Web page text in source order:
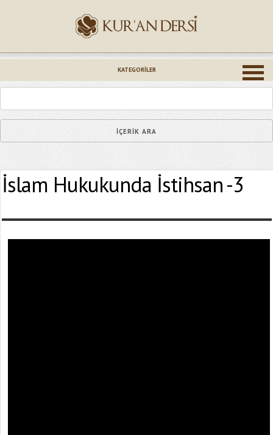
KATEGORILER
İslam Hukukunda İstihsan -3
Epostanız (*)
Yaşadığınız Hatanın Ayrıntıları